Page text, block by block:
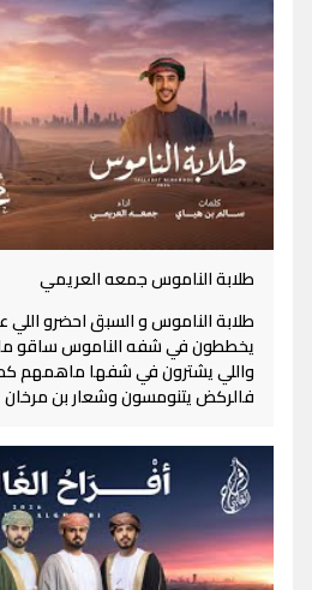
طلابة الناموس جمعه العريمي
طلابة الناموس و السبق احضرو
يخططون في شفه الناموس ساقو
واللي يشترون في شفها ماهمهم
فالركض يتنومسون وشعار بن مرخان